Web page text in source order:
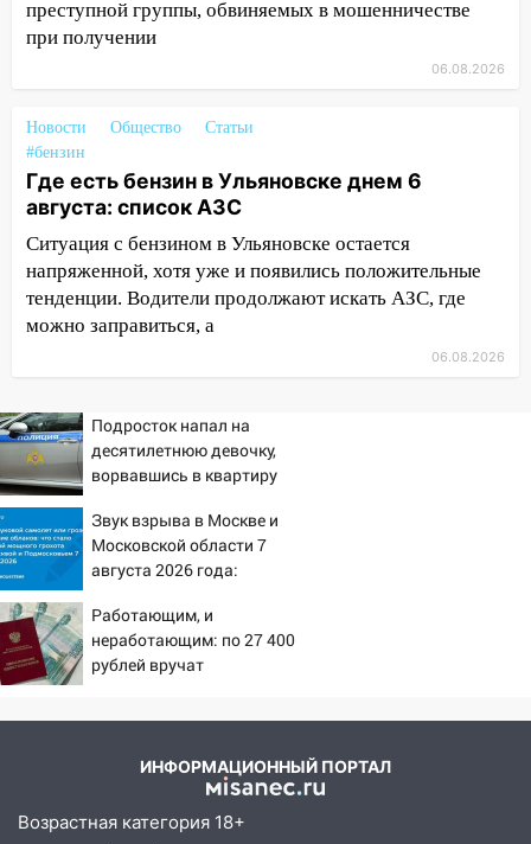
садах 79-летнего мужчину
На нескольких улицах Ульяновска
10:14
В Ульяновске двоих участников
коррупционной схемы при ЦГКБ
отправили в колонию на 7 и 8 лет
09:52
Ночью беспилотники сбили над
соседними Татарстаном и Саратовской
областью
09:41
Диана Шурыгина уверовала в
будут судить за неуплату налогов на 48
млн рублей
08:22
Подросток на питбайке сбил
велосипедистку: пострадали двое
07:20
Жара возвращается: ожидается
знойный и сухой четверг
06:00
Под Ульяновском при развороте
пострадал 38-летний водитель
иномарки
05:00 «Каждая пятая женщина и каждый
алопецией»: врач рассказал, чем может
быть вызвано облысение и как с этим
справиться
преступной группы, обвиняемых в мошенничестве
при получении
06.08.2026
Новости Общество
Статьи
#бензин
Где есть бензин в Ульяновске днем 6
августа: список АЗС
Ситуация с бензином в Ульяновске остается
напряженной, хотя уже и появились положительные
тенденции. Водители продолжают искать АЗС, где
можно заправиться, а
06.08.2026
Подросток напал на
десятилетнюю девочку,
ворвавшись в квартиру
Звук взрыва в Москве и
Московской области 7
августа 2026 года:
откуда был громкий
хлопок
Работающим, и
неработающим: по 27 400
рублей вручат
ИНФОРМАЦИОННЫЙ ПОРТАЛ
Возрастная категория 18+